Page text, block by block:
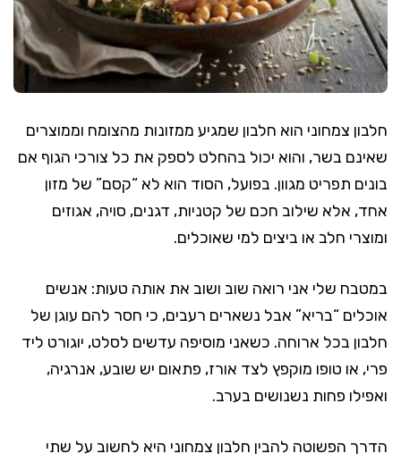
חלבון צמחוני הוא חלבון שמגיע ממזונות מהצומח וממוצרים
שאינם בשר, והוא יכול בהחלט לספק את כל צורכי הגוף אם
בונים תפריט מגוון. בפועל, הסוד הוא לא “קסם” של מזון
אחד, אלא שילוב חכם של קטניות, דגנים, סויה, אגוזים
ומוצרי חלב או ביצים למי שאוכלים.
במטבח שלי אני רואה שוב ושוב את אותה טעות: אנשים
אוכלים “בריא” אבל נשארים רעבים, כי חסר להם עוגן של
חלבון בכל ארוחה. כשאני מוסיפה עדשים לסלט, יוגורט ליד
פרי, או טופו מוקפץ לצד אורז, פתאום יש שובע, אנרגיה,
ואפילו פחות נשנושים בערב.
הדרך הפשוטה להבין חלבון צמחוני היא לחשוב על שתי